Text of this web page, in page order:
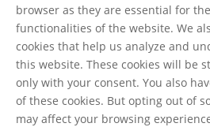
browser as they are essential for
functionalities of the website. We
cookies that help us analyze and
this website. These cookies will be
only with your consent. You also
of these cookies. But opting out of
may affect your browsing